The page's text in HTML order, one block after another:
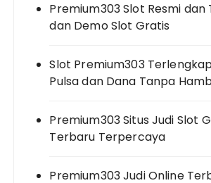
Premium303 Slot Resmi
dan Demo Slot Gratis
Slot Premium303
Pulsa dan Dana Tanpa
Premium303 Situs Judi Slot
Terbaru Terpercaya
Premium303 Judi Online